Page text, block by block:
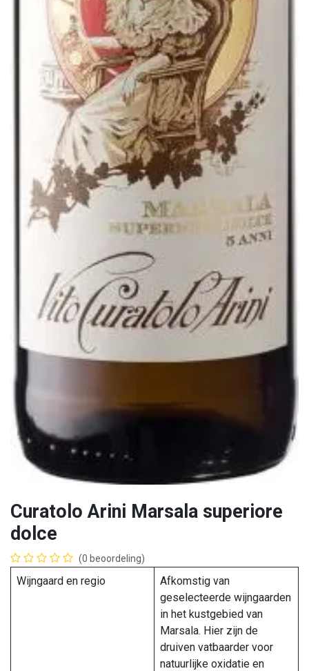
Curatolo Arini Marsala superiore
dolce
(0 beoordeling)
Wijngaard en regio
Afkomstig van
geselecteerde wijngaarden
in het kustgebied van
Marsala. Hier zijn de
druiven vatbaarder voor
natuurlijke oxidatie en